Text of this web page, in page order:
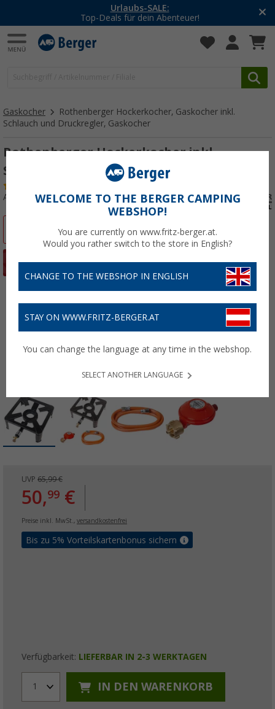
Urlaubs-SALE:
Top-Deals für dein Abenteuer!
Gaskocher
Rothenberger Hockerkocher, Gaskocher inkl.
Schlauch und Druckregler, Gaskocher
Rothenberger Hockerkocher inkl.
Schlauch und Druckregler, Gaskocher
Art.-Nr.: 459030
UVP 65,99 €
50,99 €
Preise inkl. MwSt., versandkostenfrei
Bis zu 5% Vorteilskartenbonus sichern
Verfügbarkeit: LIEFERBAR IN 2-3 WERKTAGEN
1 IN DEN WARENKORB
WELCOME TO THE BERGER CAMPING
WEBSHOP!
You are currently on www.fritz-berger.at.
Would you rather switch to the store in English?
CHANGE TO THE WEBSHOP IN ENGLISH
STAY ON WWW.FRITZ-BERGER.AT
You can change the language at any time in the webshop.
SELECT ANOTHER LANGUAGE